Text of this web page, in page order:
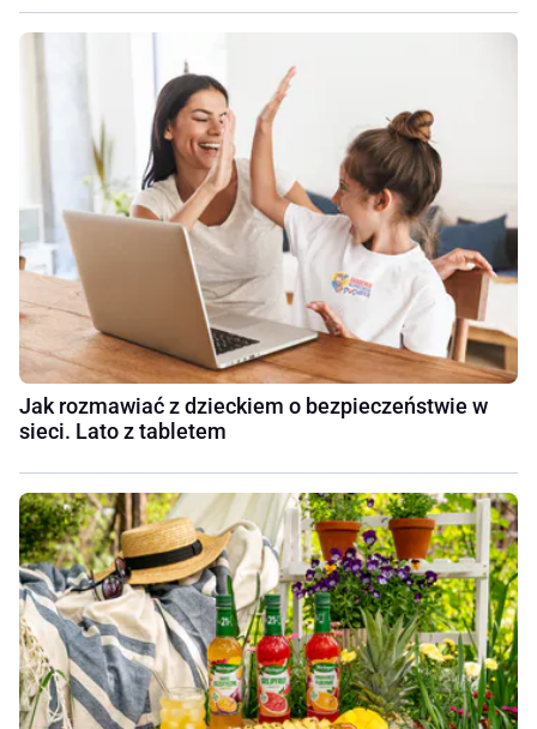
Jak rozmawiać z dzieckiem o bezpieczeństwie w
sieci. Lato z tabletem